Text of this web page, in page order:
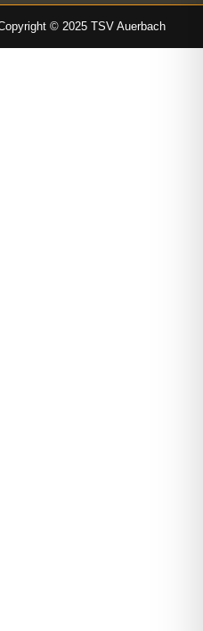
© 2025 TSV Auerbach